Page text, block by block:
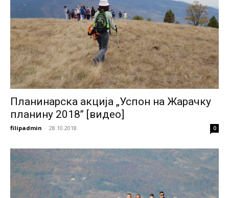
Планинарска акција „Успон на Жарачку
планину 2018’’ [видео]
filipadmin - 28.10.2018. 0